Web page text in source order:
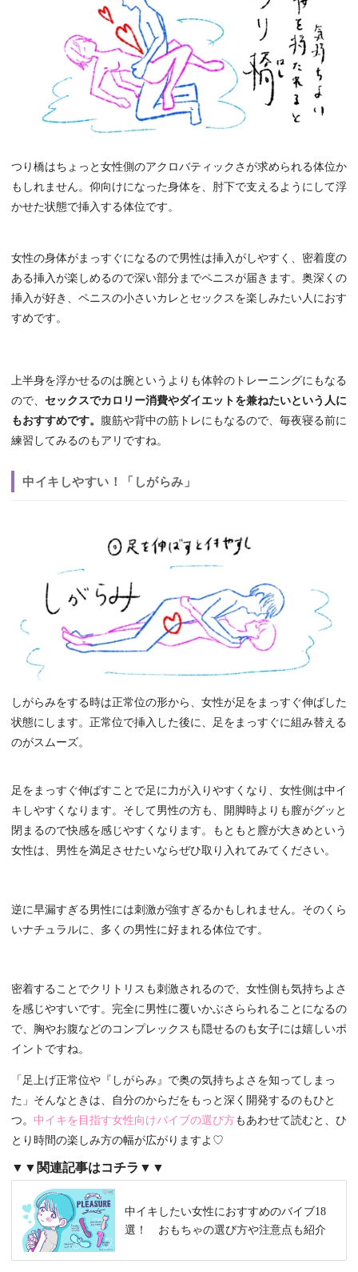
つり橋はちょっと女性側のアクロバティックさが求められる体位か
もしれません。仰向けになった身体を、肘下で支えるようにして浮
かせた状態で挿入する体位です。
女性の身体がまっすぐになるので男性は挿入がしやすく、密着度の
ある挿入が楽しめるので深い部分までペニスが届きます。奥深くの
挿入が好き、ペニスの小さいカレとセックスを楽しみたい人におす
すめです。
上半身を浮かせるのは腕というよりも体幹のトレーニングにもなる
ので、 セックスでカロリー消費やダイエットを兼ねたいという人に
もおすすめです。
腹筋や背中の筋トレにもなるので、毎夜寝る前に
練習してみるのもアリですね。
中イキしやすい！「しがらみ」
しがらみをする時は正常位の形から、女性が足をまっすぐ伸ばした
状態にします。正常位で挿入した後に、足をまっすぐに組み替える
のがスムーズ。
足をまっすぐ伸ばすことで足に力が入りやすくなり、女性側は中イ
キしやすくなります。そして男性の方も、開脚時よりも膣がグッと
閉まるので快感を感じやすくなります。もともと膣が大きめという
女性は、男性を満足させたいならぜひ取り入れてみてください。
逆に早漏すぎる男性には刺激が強すぎるかもしれません。そのくら
いナチュラルに、多くの男性に好まれる体位です。
密着することでクリトリスも刺激されるので、女性側も気持ちよさ
を感じやすいです。完全に男性に覆いかぶさらられることになるの
で、胸やお腹などのコンプレックスも隠せるのも女子には嬉しいポ
イントですね。
「足上げ正常位や『しがらみ』で奥の気持ちよさを知ってしまっ
た」そんなときは、自分のからだをもっと深く開発するのもひと
つ。 中イキを目指す女性向けバイブの選び方もあわせて読むと、ひ
とり時間の楽しみ方の幅が広がりますよ♡
▼▼関連記事はコチラ▼▼
中イキしたい女性におすすめのバイブ18
選！ おもちゃの選び方や注意点も紹介